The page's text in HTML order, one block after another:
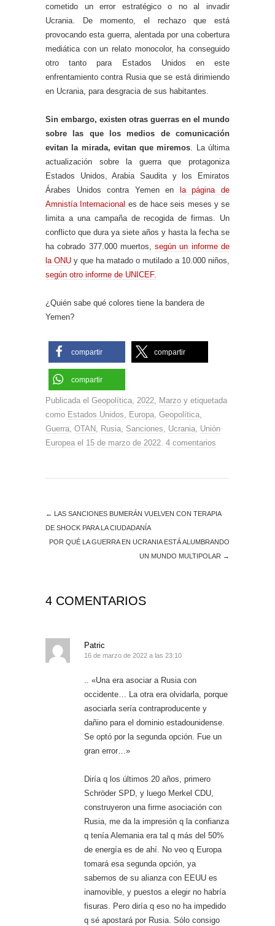
cometido un error estratégico o no al invadir
Ucrania. De momento, el rechazo que está
provocando esta guerra, alentada por una cobertura
mediática con un relato monocolor, ha conseguido
otro tanto para Estados Unidos en este
enfrentamiento contra Rusia que se está dirimiendo
en Ucrania, para desgracia de sus habitantes.
Sin embargo, existen otras guerras en el mundo
sobre las que los medios de comunicación
evitan la mirada, evitan que miremos . La última
actualización sobre la guerra que protagoniza
Estados Unidos, Arabia Saudita y los Emiratos
Árabes Unidos contra Yemen en
la página de
Amnistía Internacional es de hace seis meses y se
limita a una campaña de recogida de firmas. Un
conflicto que dura ya siete años y hasta la fecha se
ha cobrado 377.000 muertos,según un informe de
la ONU y que ha matado o mutilado a 10.000 niños,
según otro informe de UNICEF.
¿Quién sabe qué colores tiene la bandera de
Yemen?
compartir compartir
compartir
Publicada el Geopolítica 2022 Marzo y etiquetada
como Estados Unidos Europa Geopolítica
Guerra OTAN Rusia Sanciones Ucrania Unión
Europea el 15 de marzo de 2022 4 comentarios
← LAS SANCIONES BUMERÁN VUELVEN CON TERAPIA
DE SHOCK PARA LA CIUDADANÍA
POR QUÉ LA GUERRA EN UCRANIA ESTÁ ALUMBRANDO
UN MUNDO MULTIPOLAR →
4 COMENTARIOS
Patric
16 de marzo de 2022 a las 23:10
.. «Una era asociar a Rusia con
occidente… La otra era olvidarla, porque
asociarla sería contraproducente y
dañino para el dominio estadounidense.
Se optó por la segunda opción. Fue un
gran error…»
Diría q los últimos 20 años, primero
Schröder SPD, y luego Merkel CDU,
construyeron una firme asociación con
Rusia, me da la impresión q la confianza
q tenía Alemania era tal q más del 50%
de energía es de ahí. No veo q Europa
tomará esa segunda opción, ya
sabemos de su alianza con EEUU es
inamovible, y puestos a elegir no habría
fisuras. Pero diría q eso no ha impedido
q sé apostará por Rusia. Sólo consigo